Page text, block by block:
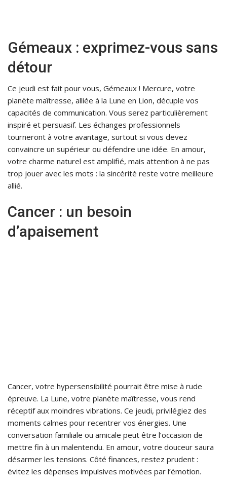
Gémeaux : exprimez-vous sans
détour
Ce jeudi est fait pour vous, Gémeaux ! Mercure, votre
planète maîtresse, alliée à la Lune en Lion, décuple vos
capacités de communication. Vous serez particulièrement
inspiré et persuasif. Les échanges professionnels
tourneront à votre avantage, surtout si vous devez
convaincre un supérieur ou défendre une idée. En amour,
votre charme naturel est amplifié, mais attention à ne pas
trop jouer avec les mots : la sincérité reste votre meilleure
allié.
Cancer : un besoin
d’apaisement
Cancer, votre hypersensibilité pourrait être mise à rude
épreuve. La Lune, votre planète maîtresse, vous rend
réceptif aux moindres vibrations. Ce jeudi, privilégiez des
moments calmes pour recentrer vos énergies. Une
conversation familiale ou amicale peut être l’occasion de
mettre fin à un malentendu. En amour, votre douceur saura
désarmer les tensions. Côté finances, restez prudent :
évitez les dépenses impulsives motivées par l’émotion.